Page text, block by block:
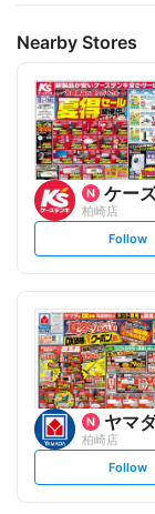
Nearby Stores
ケー
柏崎店
s
t
l
o
w
Follow
ヤマ
柏崎店
s
t
Follow